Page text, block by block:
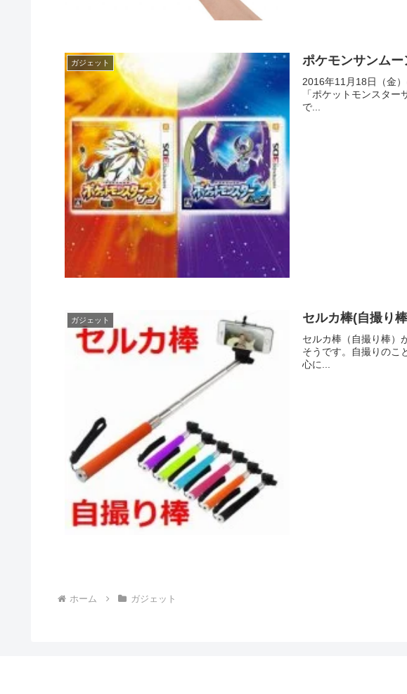
ガジェット ポケモンサンム
2016年11月18日（金
「ポケットモンスタ
で...
ガジェット セルカ棒(自撮り
セルカ棒（自撮り棒）
そうです。自撮りのこ
心に...
ホーム ガジェット